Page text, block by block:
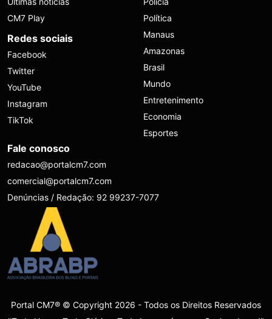
CM7 Play
Redes sociais
Facebook
Twitter
YouTube
Instagram
TikTok
Política
Manaus
Amazonas
Brasil
Mundo
Entretenimento
Economia
Esportes
Fale conosco
redacao@portalcm7.com
comercial@portalcm7.com
Denúncias / Redação: 92 99237-7077
Portal CM7® © Copyright 2026 - Todos os Direitos Reservados